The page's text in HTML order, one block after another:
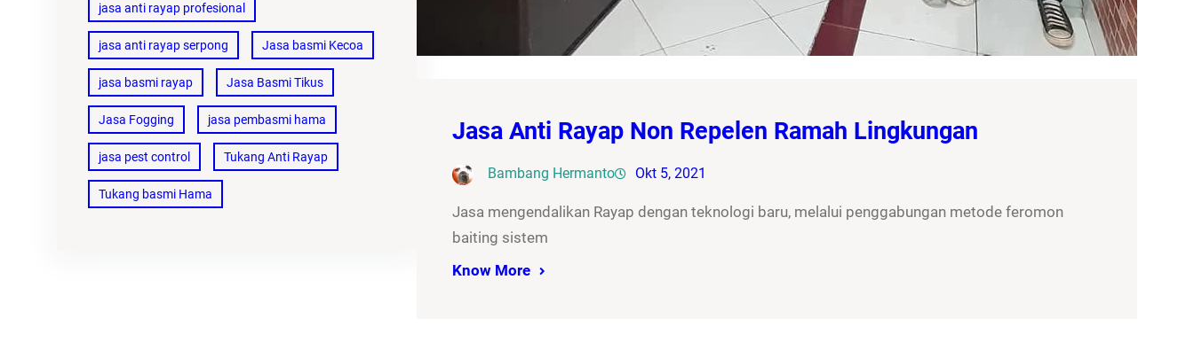
jasa anti rayap profesional
jasa anti rayap serpong Jasa basmi Kecoa
jasa basmi rayap Jasa Basmi Tikus
Jasa Fogging jasa pembasmi hama
jasa pest control Tukang Anti Rayap
Tukang basmi Hama
Jasa Anti Rayap Non Repelen Ramah Lingkungan
Bambang Hermanto Okt 5, 2021
Jasa mengendalikan Rayap dengan teknologi baru, melalui penggabungan metode feromon
baiting sistem
Know More